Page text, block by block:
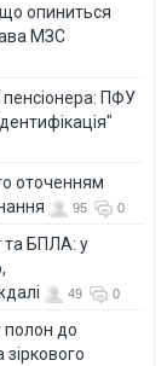
опиниться
МЗС
пенсіонера: ПФУ
оточенням
95 0
та БПЛА: у
49 0
полон до
зіркового